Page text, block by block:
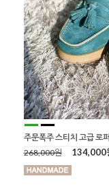
주문폭주 스티치 고급 로퍼
268,000원
134,000